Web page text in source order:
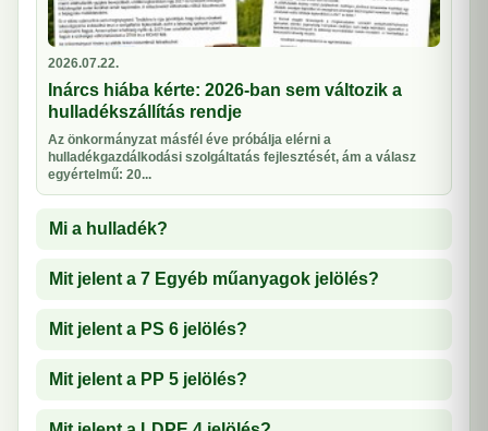
2026.07.22.
Inárcs hiába kérte: 2026-ban sem változik a
hulladékszállítás rendje
Az önkormányzat másfél éve próbálja elérni a
hulladékgazdálkodási szolgáltatás fejlesztését, ám a válasz
egyértelmű: 20...
Mi a hulladék?
Mit jelent a 7 Egyéb műanyagok jelölés?
Mit jelent a PS 6 jelölés?
Mit jelent a PP 5 jelölés?